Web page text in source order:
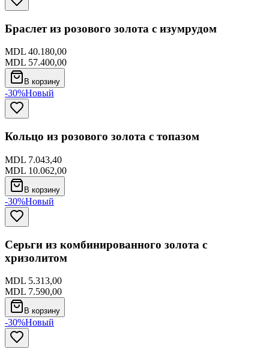
Браслет из розового золота с изумрудом
MDL 40.180,00
MDL 57.400,00
В корзину
-30%Новый
Кольцо из розового золота с топазом
MDL 7.043,40
MDL 10.062,00
В корзину
-30%Новый
Серьги из комбинированного золота с
хризолитом
MDL 5.313,00
MDL 7.590,00
В корзину
-30%Новый